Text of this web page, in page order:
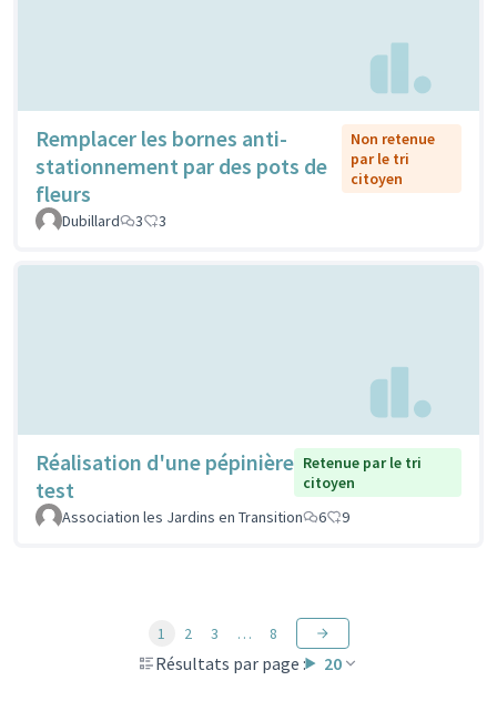
Remplacer les bornes anti-
stationnement par des pots de
fleurs
Non retenue
par le tri
citoyen
Dubillard 3 3
Réalisation d'une pépinière
test
Retenue par le tri
citoyen
Association les Jardins en Transition
6 9
Résultats par page : 20
1 2 3 … 8